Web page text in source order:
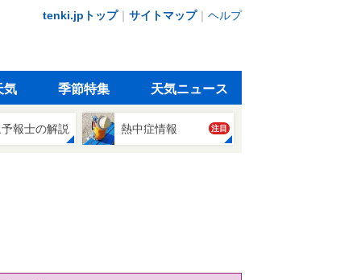
tenki.jpトップ｜ サイトマップ｜ ヘルプ
気 季節特集 天気ニュース
報士の解説 熱中症情報 注目